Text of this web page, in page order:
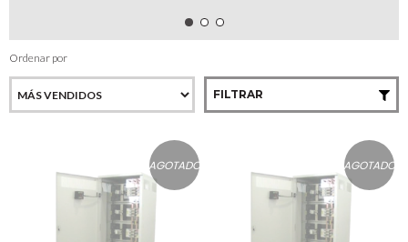
Ordenar por
FILTRAR
AGOTADO AGOTADO